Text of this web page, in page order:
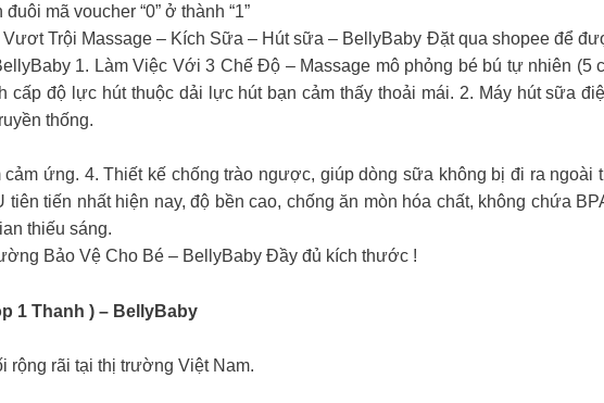
mã voucher “0” ở thành “1”
Trội Massage – Kích Sữa – Hút sữa – BellyBaby Đặt qua shopee để
1. Làm Việc Với 3 Chế Độ – Massage mô phỏng bé bú tự nhiên (5
độ lực hút thuộc dải lực hút bạn cảm thấy thoải mái. 2. Máy hút sữa
thống.
ứng. 4. Thiết kế chống trào ngược, giúp dòng sữa không bị đi ra ngoài
tiến nhất hiện nay, độ bền cao, chống ăn mòn hóa chất, không chứa
thiếu sáng.
Bảo Vệ Cho Bé – BellyBaby Đầy đủ kích thước !
1 Thanh ) – BellyBaby
rộng rãi tại thị trường Việt Nam.